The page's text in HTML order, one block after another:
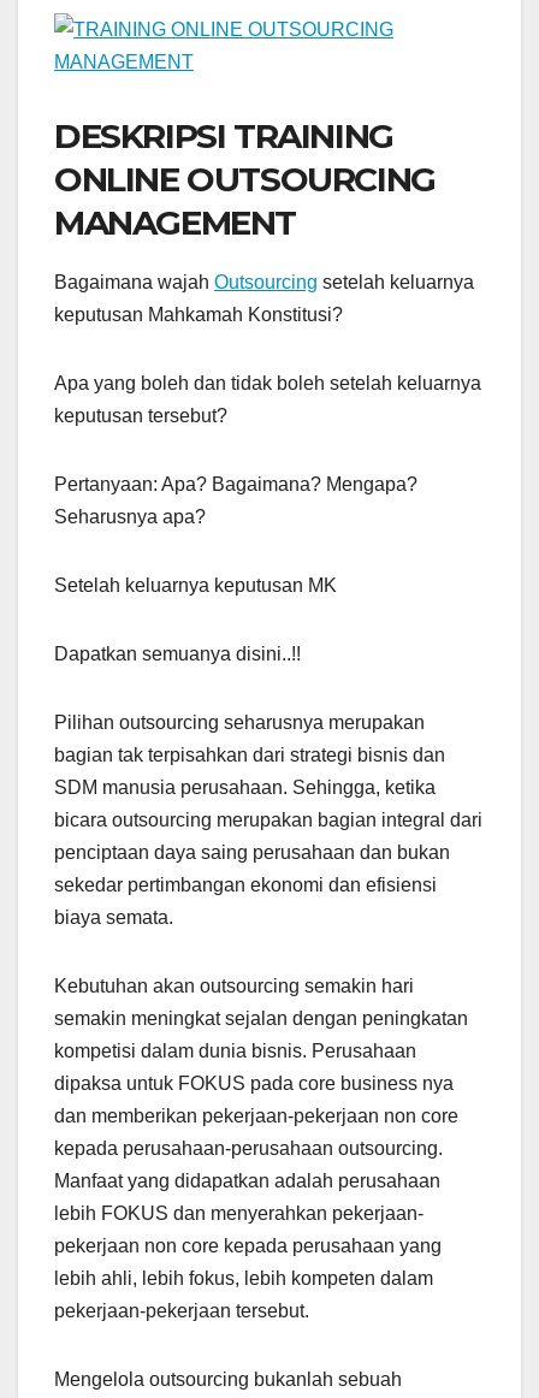
DESKRIPSI TRAINING
ONLINE OUTSOURCING
MANAGEMENT
Bagaimana wajah Outsourcing setelah keluarnya
keputusan Mahkamah Konstitusi?
Apa yang boleh dan tidak boleh setelah keluarnya
keputusan tersebut?
Pertanyaan: Apa? Bagaimana? Mengapa?
Seharusnya apa?
Setelah keluarnya keputusan MK
Dapatkan semuanya disini..!!
Pilihan outsourcing seharusnya merupakan
bagian tak terpisahkan dari strategi bisnis dan
SDM manusia perusahaan. Sehingga, ketika
bicara outsourcing merupakan bagian integral dari
penciptaan daya saing perusahaan dan bukan
sekedar pertimbangan ekonomi dan efisiensi
biaya semata.
Kebutuhan akan outsourcing semakin hari
semakin meningkat sejalan dengan peningkatan
kompetisi dalam dunia bisnis. Perusahaan
dipaksa untuk FOKUS pada core business nya
dan memberikan pekerjaan-pekerjaan non core
kepada perusahaan-perusahaan outsourcing.
Manfaat yang didapatkan adalah perusahaan
lebih FOKUS dan menyerahkan pekerjaan-
pekerjaan non core kepada perusahaan yang
lebih ahli, lebih fokus, lebih kompeten dalam
pekerjaan-pekerjaan tersebut.
Mengelola outsourcing bukanlah sebuah